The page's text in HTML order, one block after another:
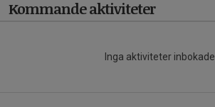
Kommande aktiviteter
Inga aktiviteter inbokade